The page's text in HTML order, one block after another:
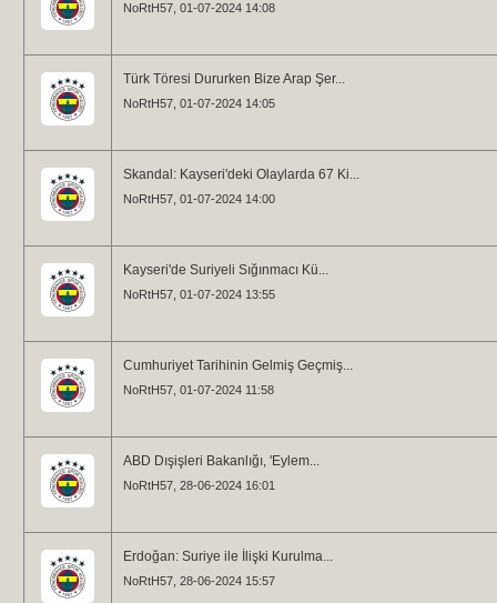
NoRtH57 , 01-07-2024 14:08
Türk Töresi Dururken Bize Arap Şer...
NoRtH57 , 01-07-2024 14:05
Skandal: Kayseri'deki Olaylarda 67 Ki...
NoRtH57 , 01-07-2024 14:00
Kayseri'de Suriyeli Sığınmacı Kü...
NoRtH57 , 01-07-2024 13:55
Cumhuriyet Tarihinin Gelmiş Geçmiş...
NoRtH57 , 01-07-2024 11:58
ABD Dışişleri Bakanlığı, 'Eylem...
NoRtH57 , 28-06-2024 16:01
Erdoğan: Suriye ile İlişki Kurulma...
NoRtH57 , 28-06-2024 15:57